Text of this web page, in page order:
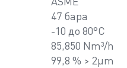
47 бара
-10 до 80°C
85,850 Nm³/h
99,8 % > 2µm